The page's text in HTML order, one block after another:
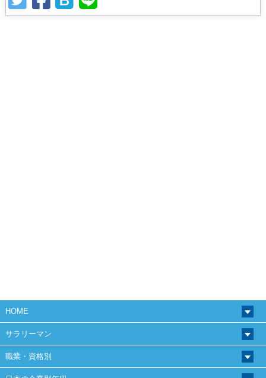
HOME
サラリーマン
職業・資格別